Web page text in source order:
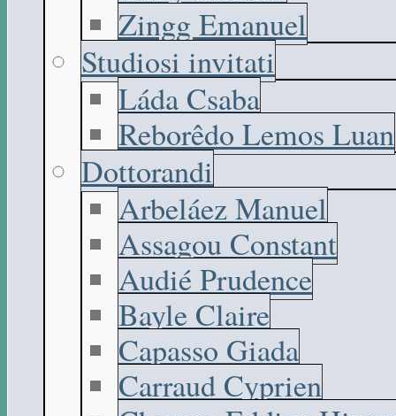
Zingg Emanuel
Studiosi invitati
Láda Csaba
Reborêdo Lemos Luan
Dottorandi
Arbeláez Manuel
Assagou Constant
Audié Prudence
Bayle Claire
Capasso Giada
Carraud Cyprien